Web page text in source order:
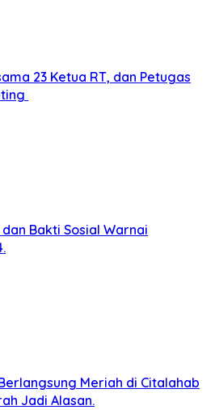
23 Ketua RT, dan Petugas
Bakti Sosial Warnai
Meriah di Citalahab
Jadi Alasan.